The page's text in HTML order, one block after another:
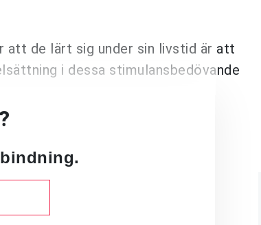
att de lärt sig under sin livstid är att
i dessa stimulansbedövande